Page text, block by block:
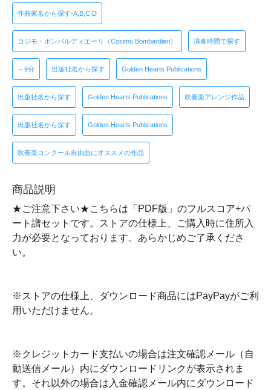
作曲家名から探す-A,B,C,D
コジモ・ボンバルディエーリ（Cosimo Bombardieri） 演奏時間で探す
～9分 出版社名から探す Golden Hearts Publications
出版社名から探す Golden Hearts Publications 吹奏楽アレンジ作品
出版社名から探す Golden Hearts Publications
吹奏楽コンクール自由曲にオススメの作品
商品説明
★ご注意下さい★こちらは「PDF版」のフルスコア+パ
ート譜セットです。ストアの仕様上、ご購入時に住所入
力が必要となっております。あらかじめご了承くださ
い。
※ストアの仕様上、ダウンロード商品にはPayPayがご利
用いただけません。
※クレジットカード支払いの場合は注文確認メール（自
動送信メール）内にダウンロードリンクが表示されま
す。それ以外の場合は入金確認メール内にダウンロード